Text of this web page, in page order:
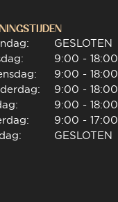
GESLOTEN
9:00 - 18:00
9:00 - 18:00
9:00 - 18:00
9:00 - 18:00
9:00 - 17:00
GESLOTEN